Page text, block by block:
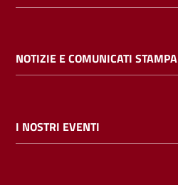
NOTIZIE E COMUNICATI STAMPA
I NOSTRI EVENTI